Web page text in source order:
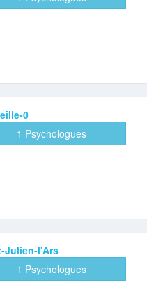
0
1 Psychologues
Julien-l'Ars
1 Psychologues